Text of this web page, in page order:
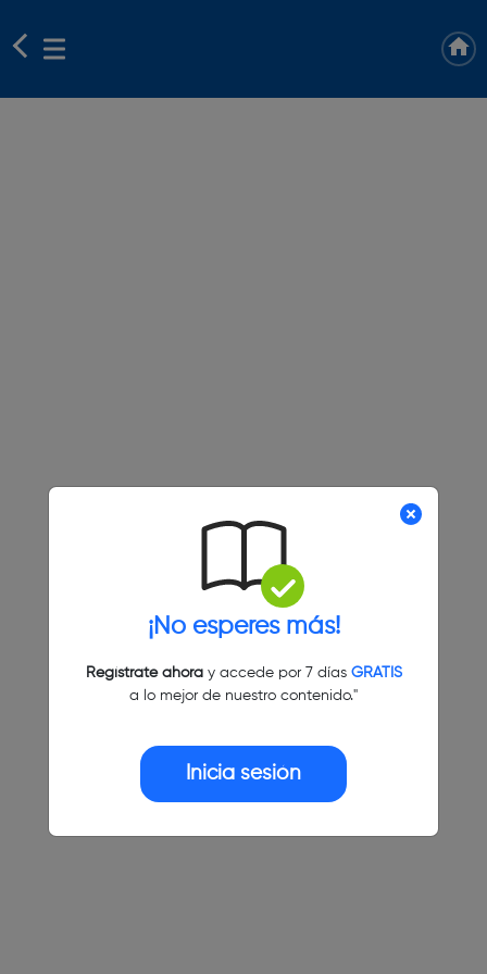
¡No esperes más!
Regístrate ahoray accede por 7 días GRATIS
a lo mejor de nuestro contenido."
Inicia sesión